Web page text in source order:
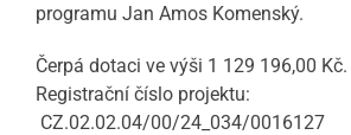
programu Jan Amos Komenský.
Čerpá dotaci ve výši 1 129 196,00 Kč.
Registrační číslo projektu:
CZ.02.02.04/00/24_034/0016127